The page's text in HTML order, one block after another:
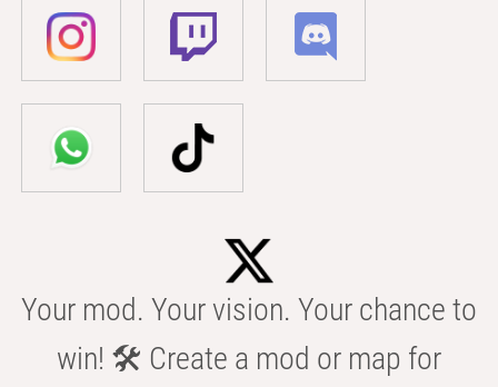
Your mod. Your vision. Your chance to
win! 🛠️ Create a mod or map for